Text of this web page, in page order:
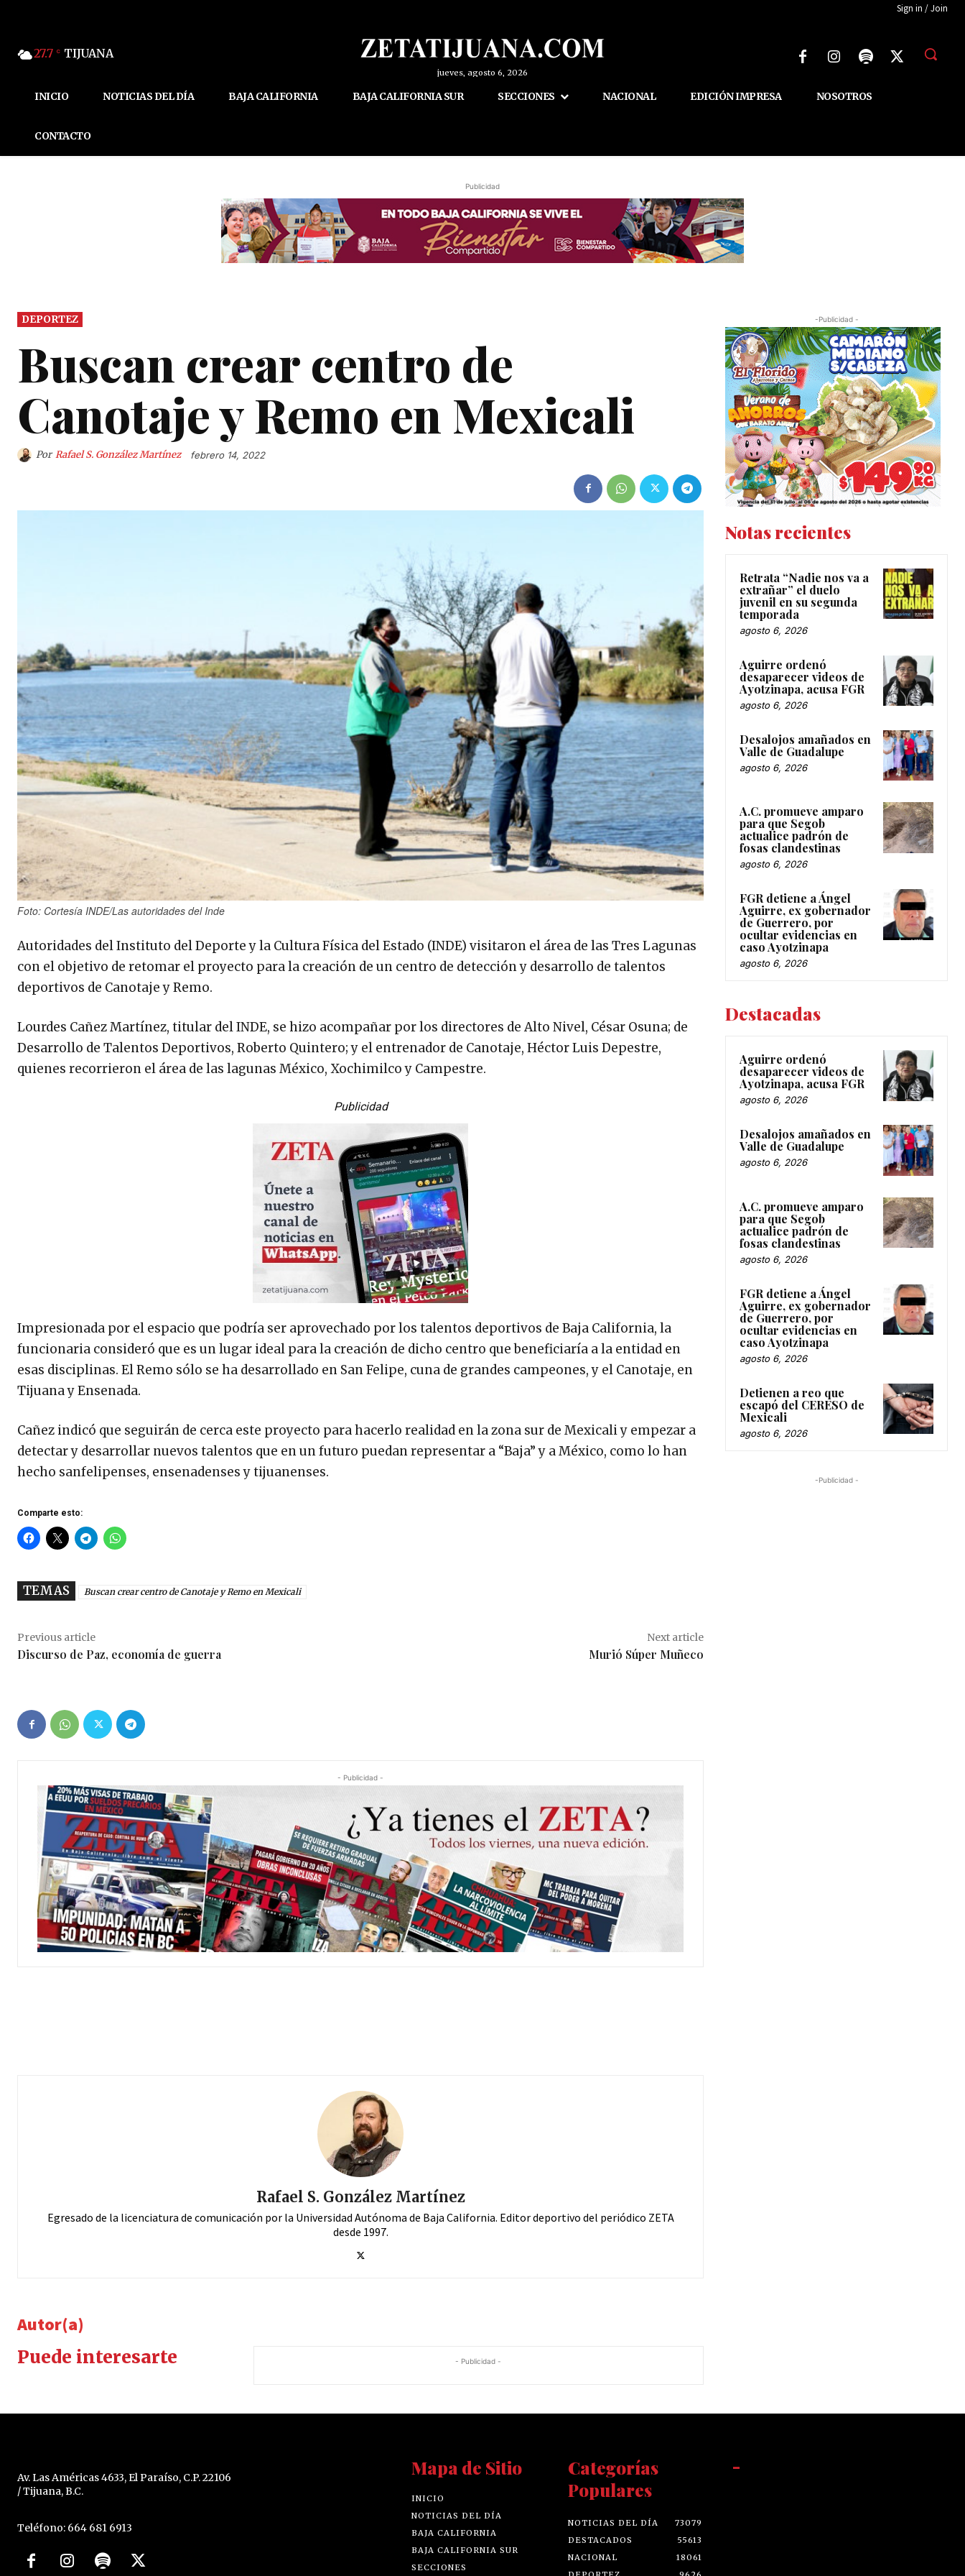
Sign in / Join
27.7 C TIJUANA
jueves, agosto 6, 2026
INICIO NOTICIAS DEL DÍA BAJA CALIFORNIA BAJA CALIFORNIA SUR SECCIONES NACIONAL EDICIÓN IMPRESA NOSOTROS
CONTACTO
Publicidad
DEPORTEZ
Buscan crear centro de
Canotaje y Remo en Mexicali
Por Rafael S. González Martínez febrero 14, 2022
Foto: Cortesía INDE/Las autoridades del Inde
Autoridades del Instituto del Deporte y la Cultura Física del Estado (INDE) visitaron el área de las Tres Lagunas
con el objetivo de retomar el proyecto para la creación de un centro de detección y desarrollo de talentos
deportivos de Canotaje y Remo.
Lourdes Cañez Martínez, titular del INDE, se hizo acompañar por los directores de Alto Nivel, César Osuna; de
Desarrollo de Talentos Deportivos, Roberto Quintero; y el entrenador de Canotaje, Héctor Luis Depestre,
quienes recorrieron el área de las lagunas México, Xochimilco y Campestre.
Publicidad
Impresionada por el espacio que podría ser aprovechado por los talentos deportivos de Baja California, la
funcionaria consideró que es un lugar ideal para la creación de dicho centro que beneficiaría a la entidad en
esas disciplinas. El Remo sólo se ha desarrollado en San Felipe, cuna de grandes campeones, y el Canotaje, en
Tijuana y Ensenada.
Cañez indicó que seguirán de cerca este proyecto para hacerlo realidad en la zona sur de Mexicali y empezar a
detectar y desarrollar nuevos talentos que en un futuro puedan representar a “Baja” y a México, como lo han
hecho sanfelipenses, ensenadenses y tijuanenses.
Comparte esto:
TEMAS Buscan crear centro de Canotaje y Remo en Mexicali
Previous article
Discurso de Paz, economía de guerra
Next article
Murió Súper Muñeco
- Publicidad -
Rafael S. González Martínez
Egresado de la licenciatura de comunicación por la Universidad Autónoma de Baja California. Editor deportivo del periódico ZETA
desde 1997.
Autor(a)
Puede interesarte
- Publicidad -
-Publicidad -
Notas recientes
Retrata “Nadie nos va a
extrañar” el duelo
juvenil en su segunda
temporada
agosto 6, 2026
Aguirre ordenó
desaparecer videos de
Ayotzinapa, acusa FGR
agosto 6, 2026
Desalojos amañados en
Valle de Guadalupe
agosto 6, 2026
A.C. promueve amparo
para que Segob
actualice padrón de
fosas clandestinas
agosto 6, 2026
FGR detiene a Ángel
Aguirre, ex gobernador
de Guerrero, por
ocultar evidencias en
caso Ayotzinapa
agosto 6, 2026
Destacadas
Aguirre ordenó
desaparecer videos de
Ayotzinapa, acusa FGR
agosto 6, 2026
Desalojos amañados en
Valle de Guadalupe
agosto 6, 2026
A.C. promueve amparo
para que Segob
actualice padrón de
fosas clandestinas
agosto 6, 2026
FGR detiene a Ángel
Aguirre, ex gobernador
de Guerrero, por
ocultar evidencias en
caso Ayotzinapa
agosto 6, 2026
Detienen a reo que
escapó del CERESO de
Mexicali
agosto 6, 2026
-Publicidad -
Av. Las Américas 4633, El Paraíso, C.P. 22106
/ Tijuana, B.C.
Teléfono: 664 681 6913
Mapa de Sitio
INICIO
NOTICIAS DEL DÍA
BAJA CALIFORNIA
BAJA CALIFORNIA SUR
SECCIONES
Categorías
Populares
NOTICIAS DEL DÍA
73079
DESTACADOS
55613
NACIONAL
18061
-